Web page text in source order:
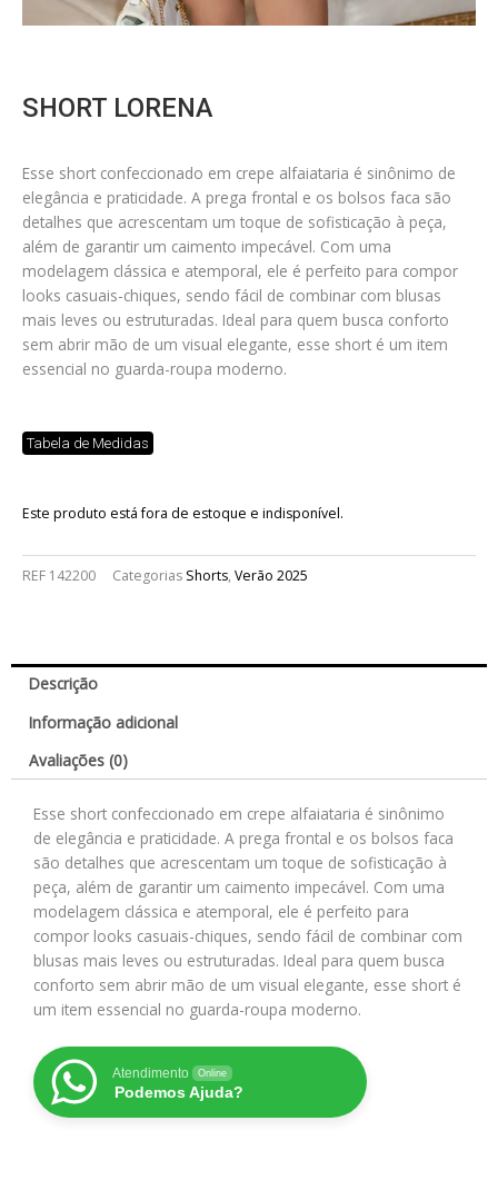
SHORT LORENA
Esse short confeccionado em crepe alfaiataria é sinônimo de
elegância e praticidade. A prega frontal e os bolsos faca são
detalhes que acrescentam um toque de sofisticação à peça,
além de garantir um caimento impecável. Com uma
modelagem clássica e atemporal, ele é perfeito para compor
looks casuais-chiques, sendo fácil de combinar com blusas
mais leves ou estruturadas. Ideal para quem busca conforto
sem abrir mão de um visual elegante, esse short é um item
essencial no guarda-roupa moderno.
Tabela de Medidas
Este produto está fora de estoque e indisponível.
REF 142200 Categorias Shorts, Verão 2025
Descrição
Informação adicional
Avaliações (0)
Esse short confeccionado em crepe alfaiataria é sinônimo
de elegância e praticidade. A prega frontal e os bolsos faca
são detalhes que acrescentam um toque de sofisticação à
peça, além de garantir um caimento impecável. Com uma
modelagem clássica e atemporal, ele é perfeito para
compor looks casuais-chiques, sendo fácil de combinar com
blusas mais leves ou estruturadas. Ideal para quem busca
conforto sem abrir mão de um visual elegante, esse short é
um item essencial no guarda-roupa moderno.
Atendimento Online
Podemos Ajuda?